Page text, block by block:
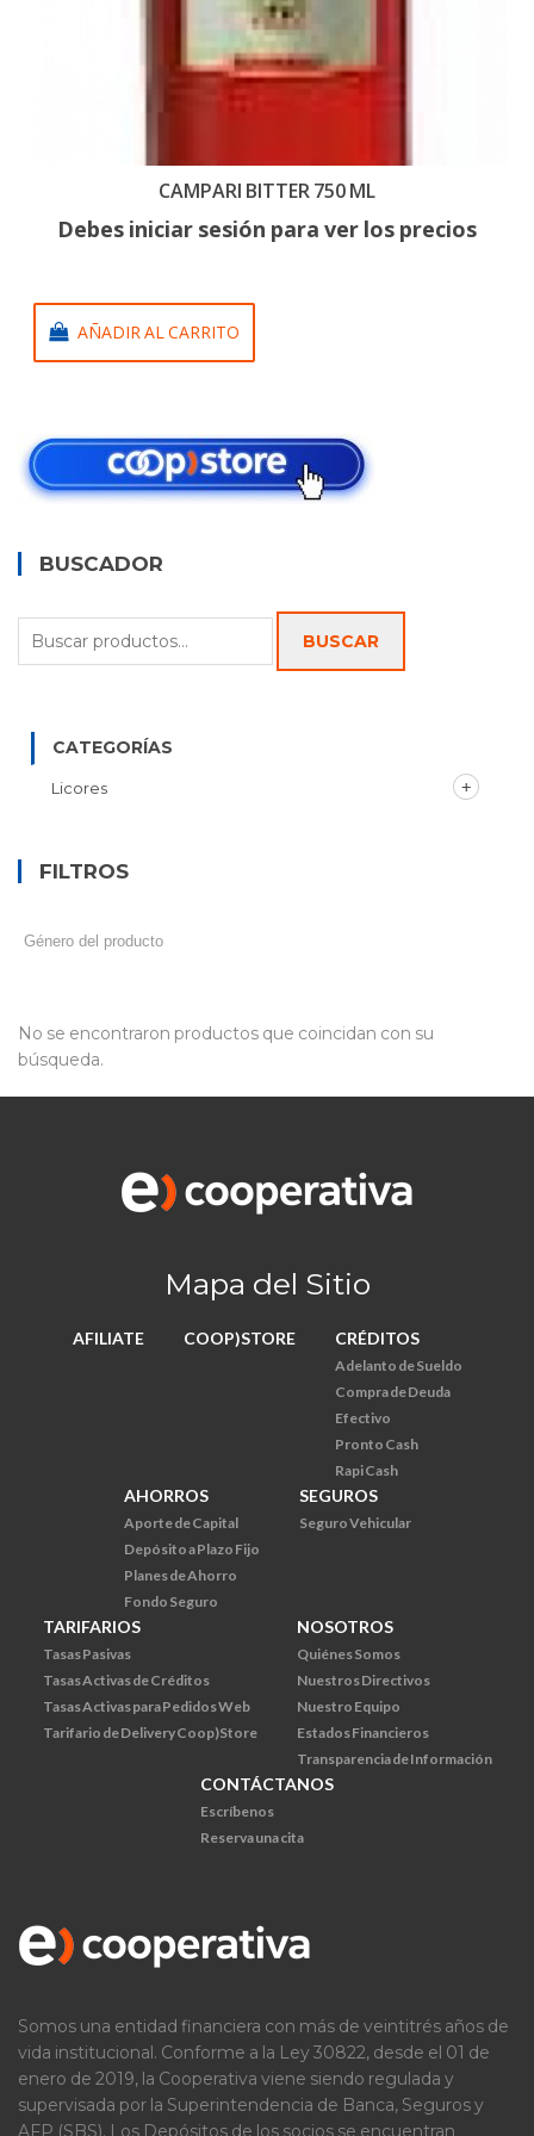
CAMPARI BITTER 750 ML
Debes iniciar sesión para ver los precios
AÑADIR AL CARRITO
No se encontraron productos que coincidan con su
búsqueda.
BUSCADOR
Buscar
por:
BUSCAR
CATEGORÍAS
Licores
FILTROS
Mapa del Sitio
AFILIATE COOP)STORE CRÉDITOS
Adelanto de Sueldo
Compra de Deuda
Efectivo
Pronto Cash
Rapi Cash
AHORROS
Aporte de Capital
Depósito a Plazo Fijo
Planes de Ahorro
Fondo Seguro
SEGUROS
Seguro Vehicular
TARIFARIOS
Tasas Pasivas
Tasas Activas de Créditos
Tasas Activas para Pedidos Web
Tarifario de Delivery Coop)Store
NOSOTROS
Quiénes Somos
Nuestros Directivos
Nuestro Equipo
Estados Financieros
Transparencia de Información
CONTÁCTANOS
Escríbenos
Reserva una cita
Somos una entidad financiera con más de veintitrés años de
vida institucional. Conforme a la Ley 30822, desde el 01 de
enero de 2019, la Cooperativa viene siendo regulada y
supervisada por la Superintendencia de Banca, Seguros y
AFP (SBS). Los Depósitos de los socios se encuentran